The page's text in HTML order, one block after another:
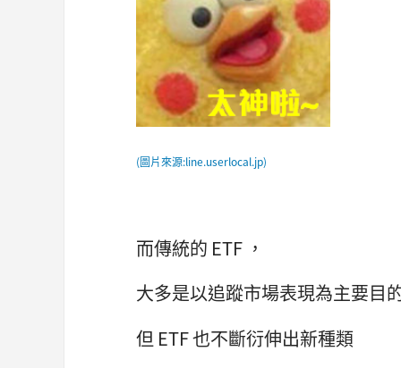
(圖片來源:line.userlocal.jp)
而傳統的 ETF ，
大多是以追蹤市場表現為主要目
但 ETF 也不斷衍伸出新種類